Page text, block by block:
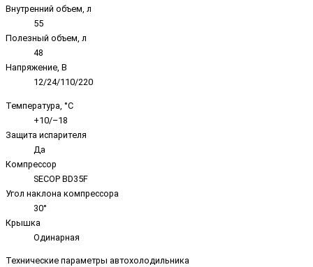
Внутренний объем, л
55
Полезный объем, л
48
Напряжение, В
12/24/110/220
Температура, °C
+10/–18
Защита испарителя
Да
Компрессор
SECOP BD35F
Угол наклона компрессора
30°
Крышка
Одинарная
Технические параметры автохолодильника